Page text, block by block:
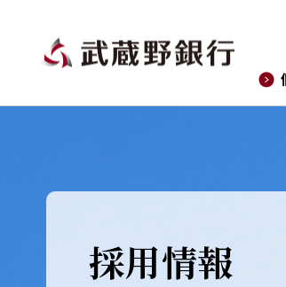
採用情報